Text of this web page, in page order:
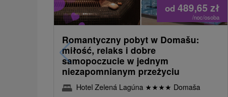
od 489,65 zł
/noc/osoba
Romantyczny pobyt w Domašu:
miłość, relaks i dobre
samopoczucie w jednym
niezapomnianym przeżyciu
Hotel Zelená Lagúna ★★★★ Domaša